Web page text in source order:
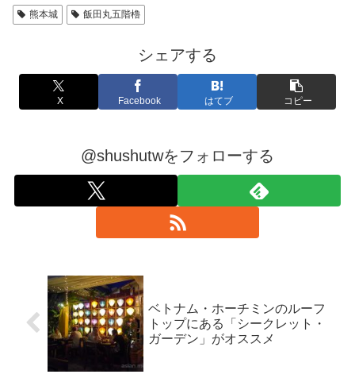
熊本城 飯田丸五階櫓
シェアする
X Facebook はてブ コピー
@shushutwをフォローする
ベトナム・ホーチミンのルーフ
トップにある「シークレット・
ガーデン」がオススメ